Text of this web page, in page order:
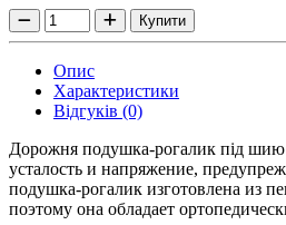
Купити
Опис
Характеристики
Відгуків (0)
Дорожня подушка-рогалик під шию
усталость и напряжение,
подушка-рогалик изготовлена из
поэтому она обладает